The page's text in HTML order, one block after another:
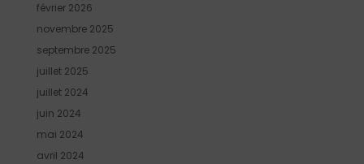
février 2026
novembre 2025
septembre 2025
juillet 2025
juillet 2024
juin 2024
mai 2024
avril 2024